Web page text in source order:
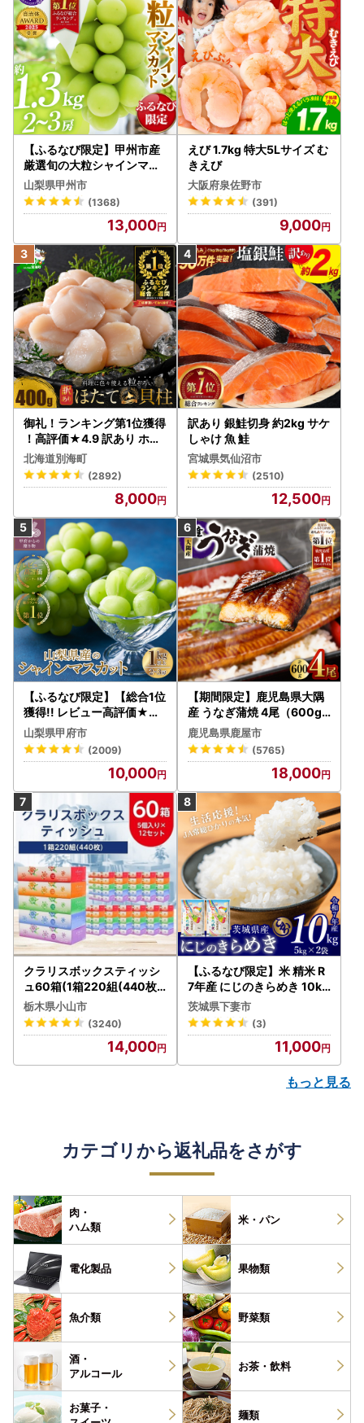
【ふるなび限定】甲州市産
厳選旬の大粒シャインマス
カット 約1.3kg 2～3房【2
026年発送】（MG）B12-
472 FN-Limited-VO シャ
インマスカット フルーツ
山梨県甲州市
(1368)
13,000
えび 1.7kg 特大5Lサイズ む
きえび
大阪府泉佐野市
(391)
9,000
御礼！ランキング第1位獲得
！高評価★4.9 訳あり ホタ
テ 400g（ほたて 帆立 貝柱
冷凍 ）
北海道別海町
(2892)
8,000
訳あり 銀鮭切身 約2kg サケ
しゃけ 魚 鮭
宮城県気仙沼市
(2510)
12,500
【ふるなび限定】【総合1位
獲得!! レビュー高評価★】
〈2026年度配送分〉山梨
県産 シャインマスカット 2
～3房（1.0kg以上）シャイ
ン フルーツ FN-Limited-S
P
山梨県甲府市
(2009)
10,000
【期間限定】鹿児島県大隅
産 うなぎ蒲焼 4尾（600g
） KN007-004-04-cp18
うなぎ 鰻 魚 惣菜 総菜
鹿児島県鹿屋市
(5765)
18,000
クラリスボックスティッシ
ュ60箱(1箱220組(440枚))
(5個入り×12セット)【配送
不可地域：離島・沖縄県】
【1256759】
栃木県小山市
(3240)
14,000
【ふるなび限定】米 精米 R
7年産 にじのきらめき 10kg
10月 FN-Limited-PR
茨城県下妻市
(3)
11,000
もっと見る
カテゴリから返礼品をさがす
肉・
ハム類
米・パン
電化製品 果物類
魚介類 野菜類
酒・
アルコール
お茶・ 飲料
お菓子・
麺類